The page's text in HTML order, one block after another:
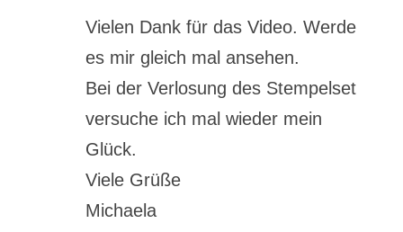
Vielen Dank für das Video. Werde
es mir gleich mal ansehen.
Bei der Verlosung des Stempelset
versuche ich mal wieder mein
Glück.
Viele Grüße
Michaela